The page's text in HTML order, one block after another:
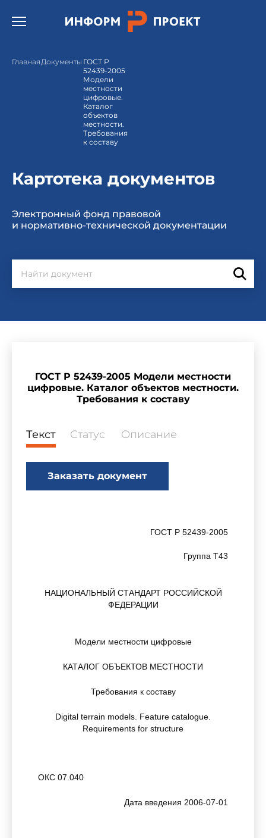
Открыть бургер меню.
ГлавнаяДокументы ГОСТ Р
52439-2005
Модели
местности
цифровые.
Каталог
объектов
местности.
Требования
к составу
Картотека документов
Электронный фонд правовой
и нормативно-технической документации
ГОСТ Р 52439-2005 Модели местности
цифровые. Каталог объектов местности.
Требования к составу
Текст Статус Описание
Заказать документ
ГОСТ Р 52439-2005
Группа Т43
НАЦИОНАЛЬНЫЙ СТАНДАРТ РОССИЙСКОЙ
ФЕДЕРАЦИИ
Модели местности цифровые
КАТАЛОГ ОБЪЕКТОВ МЕСТНОСТИ
Требования к составу
Digital terrain models. Feature catalogue.
Requirements for structure
ОКС 07.040
Дата введения 2006-07-01